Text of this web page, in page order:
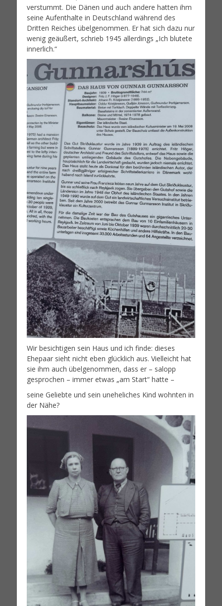
verstummt. Die Dänen und auch andere hatten ihm
seine Aufenthalte in Deutschland während des
Dritten Reiches übelgenommen. Er hat sich dazu nur
wenig geäußert, schrieb 1945 allerdings „Ich blutete
innerlich.“
Wir besichtigen sein Haus und ich finde: dieses
Ehepaar sieht nicht eben glücklich aus. Vielleicht hat
sie ihm auch übelgenommen, dass er – salopp
gesprochen – immer etwas „am Start“ hatte –
seine Geliebte und sein uneheliches Kind wohnten in
der Nähe?